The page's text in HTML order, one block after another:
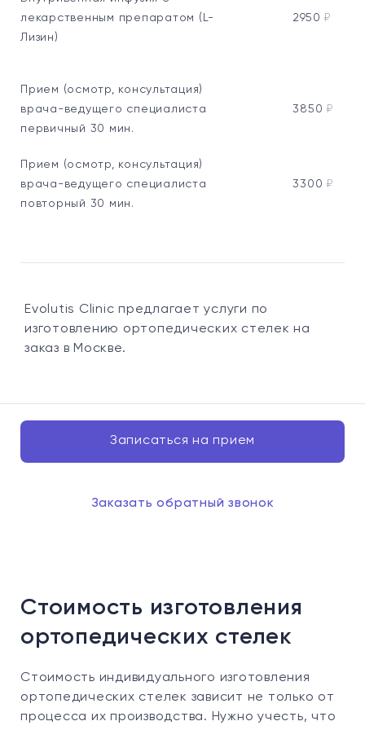
лекарственным препаратом (L-
Лизин)
2950 ₽
Прием (осмотр, консультация)
врача-ведущего специалиста
первичный 30 мин.
3850 ₽
Прием (осмотр, консультация)
врача-ведущего специалиста
повторный 30 мин.
3300 ₽
Evolutis Clinic предлагает услуги по
изготовлению ортопедических стелек на
заказ в Москве.
Записаться на прием
Заказать обратный звонок
Стоимость изготовления
ортопедических стелек
Стоимость индивидуального изготовления
ортопедических стелек зависит не только от
процесса их производства. Нужно учесть, что